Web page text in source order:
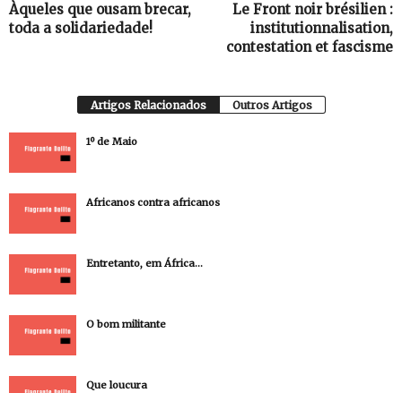
Àqueles que ousam brecar,
toda a solidariedade!
Le Front noir brésilien :
institutionnalisation,
contestation et fascisme
Artigos Relacionados Outros Artigos
1º de Maio
Africanos contra africanos
Entretanto, em África…
O bom militante
Que loucura